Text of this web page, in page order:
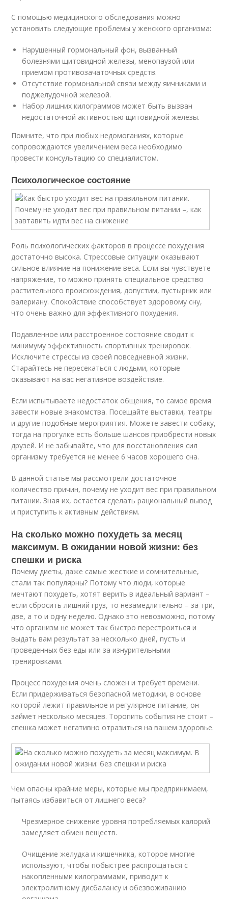
С помощью медицинского обследования можно
установить следующие проблемы у женского организма:
Нарушенный гормональный фон, вызванный
болезнями щитовидной железы, менопаузой или
приемом противозачаточных средств.
Отсутствие гормональной связи между яичниками и
поджелудочной железой.
Набор лишних килограммов может быть вызван
недостаточной активностью щитовидной железы.
Помните, что при любых недомоганиях, которые
сопровождаются увеличением веса необходимо
провести консультацию со специалистом.
Психологическое состояние
Роль психологических факторов в процессе похудения
достаточно высока. Стрессовые ситуации оказывают
сильное влияние на понижение веса. Если вы чувствуете
напряжение, то можно принять специальное средство
растительного происхождения, допустим, пустырник или
валериану. Спокойствие способствует здоровому сну,
что очень важно для эффективного похудения.
Подавленное или расстроенное состояние сводит к
минимуму эффективность спортивных тренировок.
Исключите стрессы из своей повседневной жизни.
Старайтесь не пересекаться с людьми, которые
оказывают на вас негативное воздействие.
Если испытываете недостаток общения, то самое время
завести новые знакомства. Посещайте выставки, театры
и другие подобные мероприятия. Можете завести собаку,
тогда на прогулке есть больше шансов приобрести новых
друзей. И не забывайте, что для восстановления сил
организму требуется не менее 6 часов хорошего сна.
В данной статье мы рассмотрели достаточное
количество причин, почему не уходит вес при правильном
питании. Зная их, остается сделать рациональный вывод
и приступить к активным действиям.
На сколько можно похудеть за месяц
максимум. В ожидании новой жизни: без
спешки и риска
Почему диеты, даже самые жесткие и сомнительные,
стали так популярны? Потому что люди, которые
мечтают похудеть, хотят верить в идеальный вариант –
если сбросить лишний груз, то незамедлительно – за три,
две, а то и одну неделю. Однако это невозможно, потому
что организм не может так быстро перестроиться и
выдать вам результат за несколько дней, пусть и
проведенных без еды или за изнурительными
тренировками.
Процесс похудения очень сложен и требует времени.
Если придерживаться безопасной методики, в основе
которой лежит правильное и регулярное питание, он
займет несколько месяцев. Торопить события не стоит –
спешка может негативно отразиться на вашем здоровье.
Чем опасны крайние меры, которые мы предпринимаем,
пытаясь избавиться от лишнего веса?
Чрезмерное снижение уровня потребляемых калорий
замедляет обмен веществ.
Очищение желудка и кишечника, которое многие
используют, чтобы побыстрее распрощаться с
накопленными килограммами, приводит к
электролитному дисбалансу и обезвоживанию